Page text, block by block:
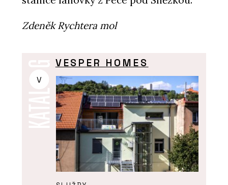
Zdeněk Rychtera mol
V
VESPER HOMES